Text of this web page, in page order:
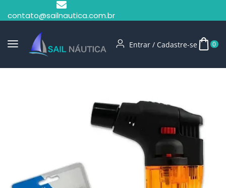
contato@sailnautica.com.br
Entrar / Cadastre-se 0